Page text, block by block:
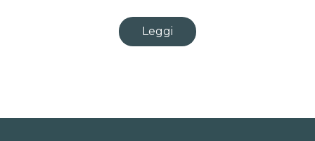
Leggi